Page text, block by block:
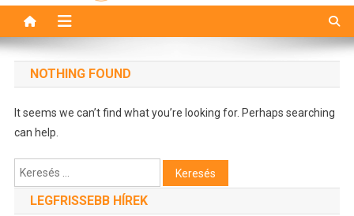
NOTHING FOUND
It seems we can’t find what you’re looking for. Perhaps searching
can help.
Keresés:
LEGFRISSEBB HÍREK